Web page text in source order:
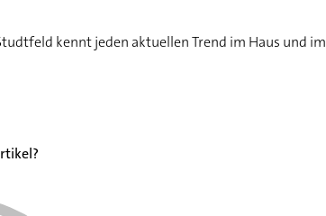
kennt jeden aktuellen Trend im Haus und im